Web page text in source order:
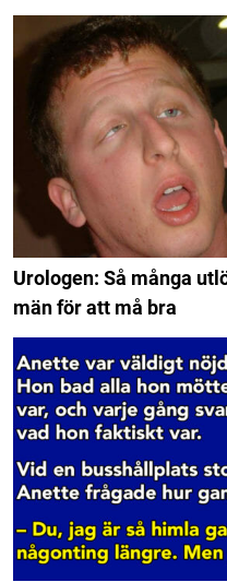
Urologen: Så många
män för att må bra